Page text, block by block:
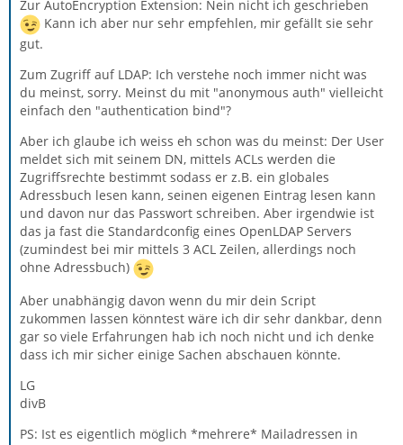
Zur AutoEncryption Extension: Nein nicht ich geschrieben
Kann ich aber nur sehr empfehlen, mir gefällt sie sehr
gut.
Zum Zugriff auf LDAP: Ich verstehe noch immer nicht was
du meinst, sorry. Meinst du mit "anonymous auth" vielleicht
einfach den "authentication bind"?
Aber ich glaube ich weiss eh schon was du meinst: Der User
meldet sich mit seinem DN, mittels ACLs werden die
Zugriffsrechte bestimmt sodass er z.B. ein globales
Adressbuch lesen kann, seinen eigenen Eintrag lesen kann
und davon nur das Passwort schreiben. Aber irgendwie ist
das ja fast die Standardconfig eines OpenLDAP Servers
(zumindest bei mir mittels 3 ACL Zeilen, allerdings noch
ohne Adressbuch)
Aber unabhängig davon wenn du mir dein Script
zukommen lassen könntest wäre ich dir sehr dankbar, denn
gar so viele Erfahrungen hab ich noch nicht und ich denke
dass ich mir sicher einige Sachen abschauen könnte.
LG
divB
PS: Ist es eigentlich möglich *mehrere* Mailadressen in